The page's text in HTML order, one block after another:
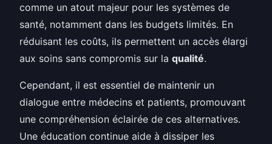
comme un atout majeur pour les systèmes de
santé, notamment dans les budgets limités. En
réduisant les coûts, ils permettent un accès élargi
aux soins sans compromis sur la qualité.
Cependant, il est essentiel de maintenir un
dialogue entre médecins et patients, promouvant
une compréhension éclairée de ces alternatives.
Une éducation continue aide à dissiper les